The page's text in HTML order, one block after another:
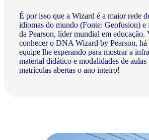
É por isso que a Wizard é a maior rede
idiomas do mundo (Fonte: Geofusion) e
da Pearson, líder mundial em educação.
conhecer o DNA Wizard by Pearson, há
equipe lhe esperando para mostrar a
material didático e modalidades de aulas
matrículas abertas o ano inteiro!